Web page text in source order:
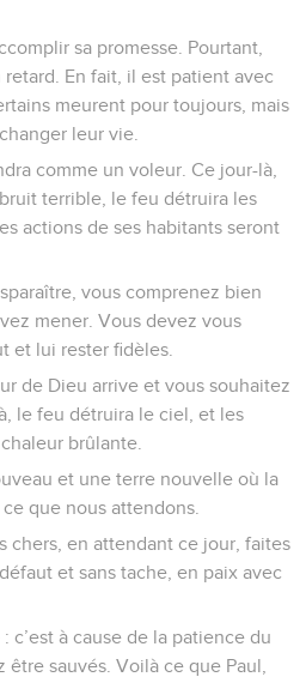
sa promesse. Pourtant,
En fait, il est patient avec
meurent pour toujours, mais
leur vie.
comme un voleur. Ce jour-là,
terrible, le feu détruira les
actions de ses habitants seront
vous comprenez bien
mener. Vous devez vous
et lui rester fidèles.
de Dieu arrive et vous souhaitez
le feu détruira le ciel, et les
brûlante.
et une terre nouvelle où la
que nous attendons.
chers, en attendant ce jour, faites
et sans tache, en paix avec
c’est à cause de la patience du
sauvés. Voilà ce que Paul,